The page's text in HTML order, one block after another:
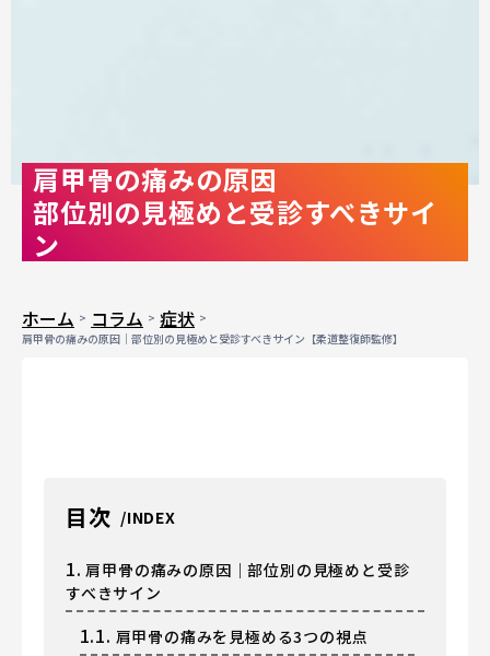
肩甲骨の痛みの原因
部位別の見極めと受診すべきサイ
ン
ホーム コラム 症状
肩甲骨の痛みの原因｜部位別の見極めと受診すべきサイン【柔道整復師監修】
目次
1. 肩甲骨の痛みの原因｜部位別の見極めと受診
すべきサイン
1.1. 肩甲骨の痛みを見極める3つの視点